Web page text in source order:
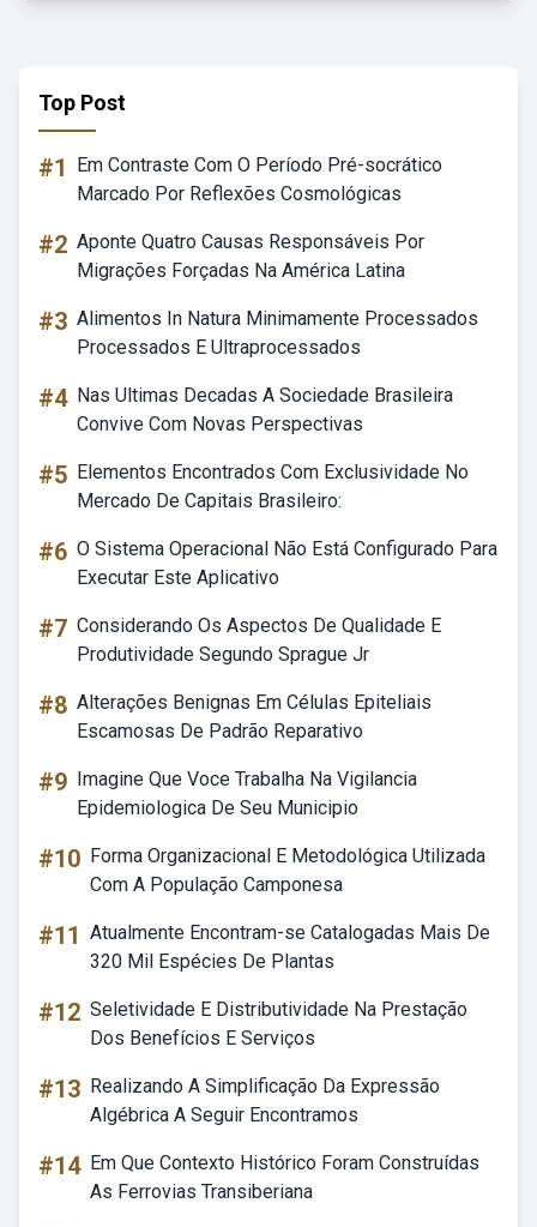
Top Post
#1
Em Contraste Com O Período Pré-socrático
Marcado Por Reflexões Cosmológicas
#2 Aponte Quatro Causas Responsáveis Por
Migrações Forçadas Na América Latina
#3 Alimentos In Natura Minimamente Processados
Processados E Ultraprocessados
#4 Nas Ultimas Decadas A Sociedade Brasileira
Convive Com Novas Perspectivas
#5 Elementos Encontrados Com Exclusividade No
Mercado De Capitais Brasileiro:
#6 O Sistema Operacional Não Está Configurado Para
Executar Este Aplicativo
#7 Considerando Os Aspectos De Qualidade E
Produtividade Segundo Sprague Jr
#8 Alterações Benignas Em Células Epiteliais
Escamosas De Padrão Reparativo
#9 Imagine Que Voce Trabalha Na Vigilancia
Epidemiologica De Seu Municipio
#10 Forma Organizacional E Metodológica Utilizada
Com A População Camponesa
#11 Atualmente Encontram-se Catalogadas Mais De
320 Mil Espécies De Plantas
#12 Seletividade E Distributividade Na Prestação
Dos Benefícios E Serviços
#13 Realizando A Simplificação Da Expressão
Algébrica A Seguir Encontramos
#14 Em Que Contexto Histórico Foram Construídas
As Ferrovias Transiberiana